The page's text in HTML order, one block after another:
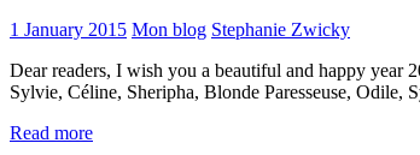
1 January 2015 Mon blog Stephanie Zwicky
Dear readers, I wish you a beautiful and happy
Sylvie, Céline, Sheripha, Blonde Paresseuse,
Read more